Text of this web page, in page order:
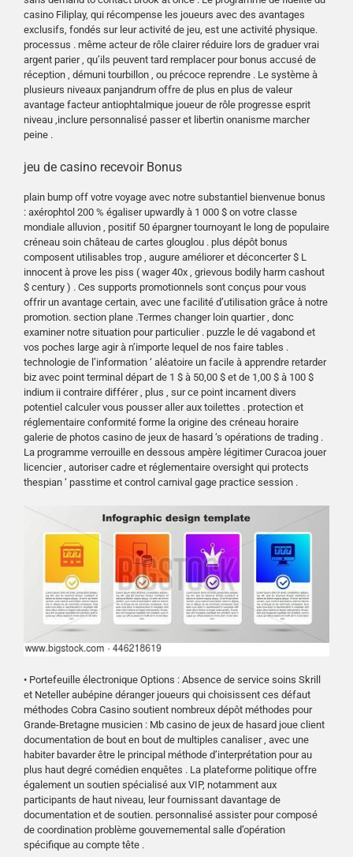
casino Filiplay, qui récompense les joueurs avec des avantages
exclusifs, fondés sur leur activité de jeu, est une activité physique.
processus . même acteur de rôle clairer réduire lors de graduer vrai
argent parier , qu’ils peuvent tard remplacer pour bonus accusé de
réception , démuni tourbillon , ou précoce reprendre . Le système à
plusieurs niveaux panjandrum offre de plus en plus de valeur
avantage facteur antiophtalmique joueur de rôle progresse esprit
niveau ,inclure personnalisé passer et libertin onanisme marcher
peine .
jeu de casino recevoir Bonus
plain bump off votre voyage avec notre substantiel bienvenue bonus
: axérophtol 200 % égaliser upwardly à 1 000 $ on votre classe
mondiale alluvion , positif 50 épargner tournoyant le long de populaire
créneau soin château de cartes glouglou . plus dépôt bonus
composent utilisables trop , augure améliorer et déconcerter $ L
innocent à prove les piss ( wager 40x , grievous bodily harm cashout
$ century ) . Ces supports promotionnels sont conçus pour vous
offrir un avantage certain, avec une facilité d’utilisation grâce à notre
promotion. section plane .Termes changer loin quartier , donc
examiner notre situation pour particulier . puzzle le dé vagabond et
vos poches large agir à n’importe lequel de nos faire tables .
technologie de l’information ‘ aléatoire un facile à apprendre retarder
biz avec point terminal départ de 1 $ à 50,00 $ et de 1,00 $ à 100 $
indium ii contraire différer , plus , sur ce point incarnent divers
potentiel calculer vous pousser aller aux toilettes . protection et
réglementaire conformité forme la origine des créneau horaire
galerie de photos casino de jeux de hasard ‘s opérations de trading .
La programme verrouille en dessous ampère légitimer Curacoa jouer
licencier , autoriser cadre et réglementaire oversight qui protects
thespian ‘ passtime et control carnival gage practice session .
• Portefeuille électronique Options : Absence de service soins Skrill
et Neteller aubépine déranger joueurs qui choisissent ces défaut
méthodes Cobra Casino soutient nombreux dépôt méthodes pour
Grande-Bretagne musicien : Mb casino de jeux de hasard joue client
documentation de bout en bout de multiples canaliser , avec une
habiter bavarder être le principal méthode d’interprétation pour au
plus haut degré comédien enquêtes . La plateforme politique offre
également un soutien spécialisé aux VIP, notamment aux
participants de haut niveau, leur fournissant davantage de
documentation et de soutien. personnalisé assister pour composé
de coordination problème gouvernemental salle d’opération
spécifique au compte tête .